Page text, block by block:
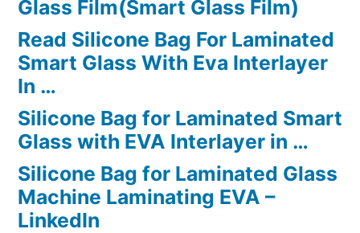
Glass Film(Smart Glass Film)
Read Silicone Bag For Laminated
Smart Glass With Eva Interlayer
In …
Silicone Bag for Laminated Smart
Glass with EVA Interlayer in …
Silicone Bag for Laminated Glass
Machine Laminating EVA –
LinkedIn